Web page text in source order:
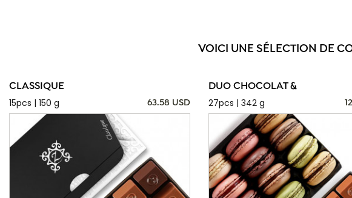
VOICI UNE SÉLECTION DE
CLASSIQUE
15pcs | 150 g
63.58 USD
DUO CHOCOLAT &
27pcs | 342 g